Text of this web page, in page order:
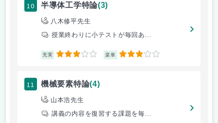
10 半導体工学特論(3)
八木修平先生
授業終わりに小テストが毎回あ...
充実 3 楽単 3
11 機械要素特論(4)
山本浩先生
講義の内容を復習する課題を毎...